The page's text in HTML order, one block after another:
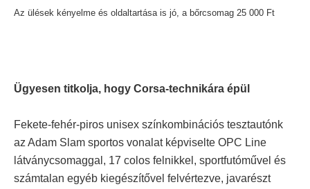
Az ülések kényelme és oldaltartása is jó, a bőrcsomag 25 000 Ft
Ügyesen titkolja, hogy Corsa-technikára épül
Fekete-fehér-piros unisex színkombinációs tesztautónk
az Adam Slam sportos vonalat képviselte OPC Line
látványcsomaggal, 17 colos felnikkel, sportfutóművel és
számtalan egyéb kiegészítővel felvértezve, javarészt